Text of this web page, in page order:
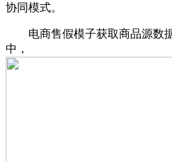
协同模式。
电商售假模子获取商品源数据
中，